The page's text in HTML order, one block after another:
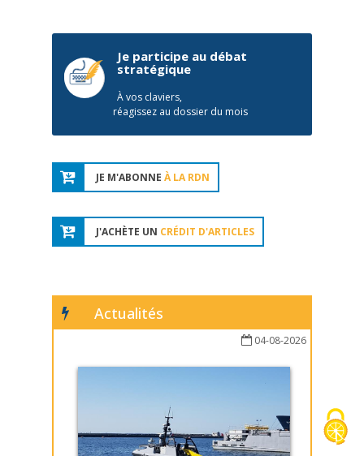
Je participe au débat
stratégique
À vos claviers,
réagissez au dossier du mois
JE M'ABONNE À LA RDN
J'ACHÈTE UN CRÉDIT D'ARTICLES
Actualités
04-08-2026